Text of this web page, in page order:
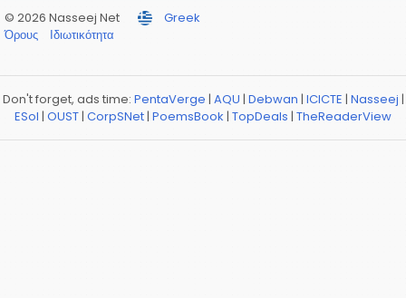
© 2026 Nasseej Net
Greek
Όρους
Ιδιωτικότητα
Don't forget, ads time: PentaVerge | AQU | Debwan | ICICTE | Nasseej |
ESol | OUST| CorpSNet| PoemsBook | TopDeals | TheReaderView